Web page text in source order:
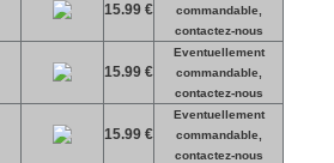
15.99 €
commandable,
contactez-nous
15.99 €
Eventuellement
commandable,
contactez-nous
15.99 €
Eventuellement
commandable,
contactez-nous